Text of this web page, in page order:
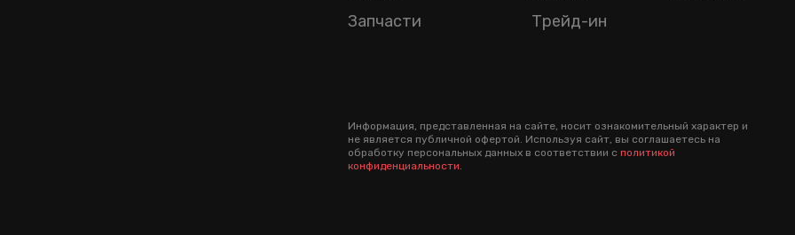
Трейд-ин
Запчасти
Информация, представленная на сайте, носит ознакомительный характер и
не является публичной офертой. Используя сайт, вы соглашаетесь на
обработку персональных данных в соответствии с политикой
конфиденциальности.